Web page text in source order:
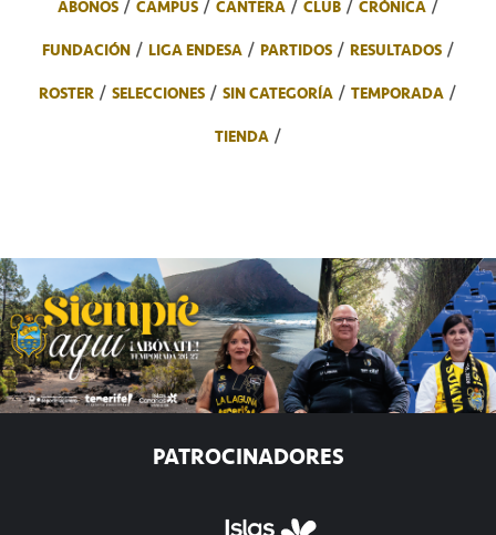
ABONOS CAMPUS CANTERA CLUB
CRÓNICA
FUNDACIÓN
LIGA ENDESA PARTIDOS
RESULTADOS
ROSTER
SELECCIONES SIN CATEGORÍA
TEMPORADA
TIENDA
PATROCINADORES